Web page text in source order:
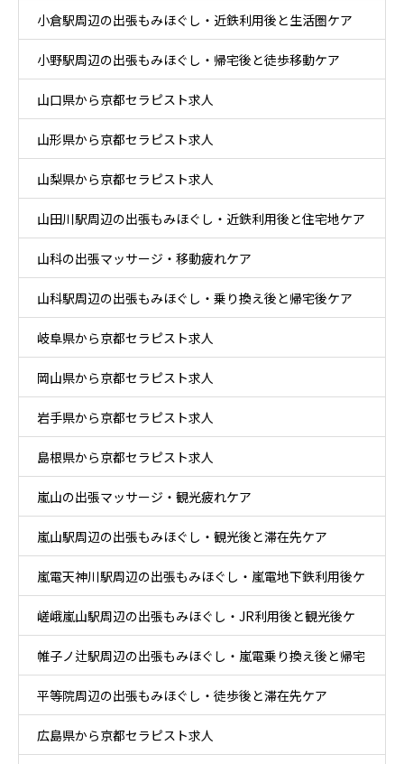
小倉駅周辺の出張もみほぐし・近鉄利用後と生活圏ケア
小野駅周辺の出張もみほぐし・帰宅後と徒歩移動ケア
山口県から京都セラピスト求人
山形県から京都セラピスト求人
山梨県から京都セラピスト求人
山田川駅周辺の出張もみほぐし・近鉄利用後と住宅地ケア
山科の出張マッサージ・移動疲れケア
山科駅周辺の出張もみほぐし・乗り換え後と帰宅後ケア
岐阜県から京都セラピスト求人
岡山県から京都セラピスト求人
岩手県から京都セラピスト求人
島根県から京都セラピスト求人
嵐山の出張マッサージ・観光疲れケア
嵐山駅周辺の出張もみほぐし・観光後と滞在先ケア
嵐電天神川駅周辺の出張もみほぐし・嵐電地下鉄利用後ケ
ア
嵯峨嵐山駅周辺の出張もみほぐし・JR利用後と観光後ケ
ア
帷子ノ辻駅周辺の出張もみほぐし・嵐電乗り換え後と帰宅
後ケア
平等院周辺の出張もみほぐし・徒歩後と滞在先ケア
広島県から京都セラピスト求人